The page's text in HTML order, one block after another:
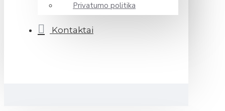
Privatumo politika
Kontaktai